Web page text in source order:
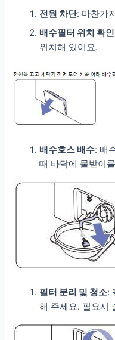
전원 차단: 마찬가
배수필터 위치 확인
위치해 있어요.
배수호스 배수: 배
때 바닥에 물받이
필터 분리 및 청소:
해 주세요. 필요시